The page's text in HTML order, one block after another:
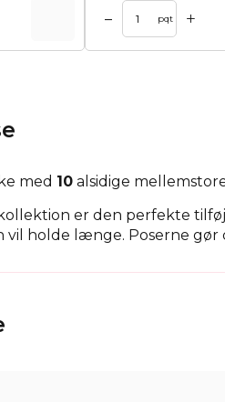
– pqt +
Tilføj til kurv
med 10 alsidige
er den perfekte
vil holde længe. Poserne
kan også bruges til
dit logo direkte på posen -